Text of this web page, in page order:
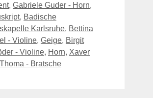
, Gabriele Guder - Horn,
, Badische
Karlsruhe, Bettina
- Violine, Geige, Birgit
- Violine, Horn, Xaver
- Bratsche